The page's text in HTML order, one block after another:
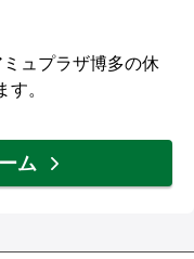
ュプラザ博多の休
。
ム